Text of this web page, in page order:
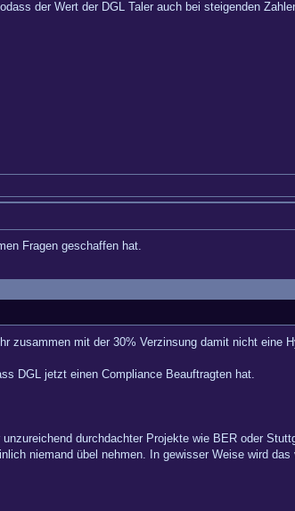
der Wert der DGL Taler auch bei steigenden
Fragen geschaffen hat.
zusammen mit der 30% Verzinsung damit nicht eine
DGL jetzt einen Compliance Beauftragten hat.
durchdachter Projekte wie BER oder
niemand übel nehmen. In gewisser Weise wird